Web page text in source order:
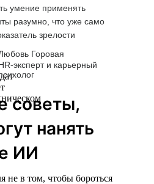
умение применять
разумно, что уже само
зрелости
Горовая
эксперт и карьерный
советы,
нанять
ИИ
не в том, чтобы бороться